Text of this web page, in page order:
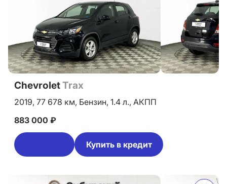
ChevroletTrax
2019, 77 678 км, Бензин, 1.4 л., АКПП
883 000 ₽
Купить в кредит